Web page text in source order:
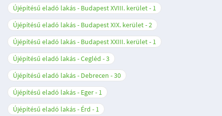
Újépítésű eladó lakás - Budapest XVIII. kerület
1
Újépítésű eladó lakás - Budapest XIX. kerület 2
Újépítésű eladó lakás - Budapest XXIII. kerület
1
Újépítésű eladó lakás - Cegléd
3
Újépítésű eladó lakás - Debrecen
30
Újépítésű eladó lakás - Eger
1
Újépítésű eladó lakás - Érd
1